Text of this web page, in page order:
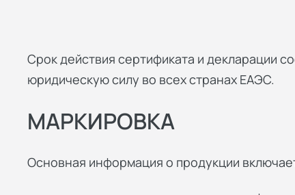
Срок действия сертификата и декларации
юридическую силу во всех странах ЕАЭС.
МАРКИРОВКА
Основная информация о продукции